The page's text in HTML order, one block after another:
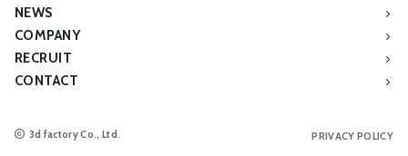
NEWS
COMPANY
RECRUIT
CONTACT
3d factory Co., Ltd. PRIVACY POLICY